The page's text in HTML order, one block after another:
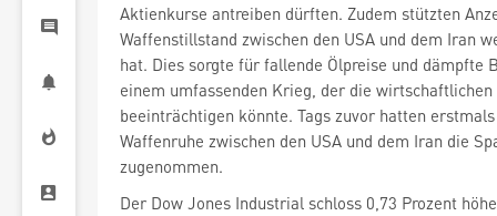
Aktienkurse antreiben dürften. Zudem stützten
Waffenstillstand zwischen den USA und dem Iran
hat. Dies sorgte für fallende Ölpreise und dämpfte
einem umfassenden Krieg, der die wirtschaftlichen
beeinträchtigen könnte. Tags zuvor hatten
Waffenruhe zwischen den USA und dem Iran die
zugenommen.
Der Dow Jones Industrial schloss 0,73 Prozent